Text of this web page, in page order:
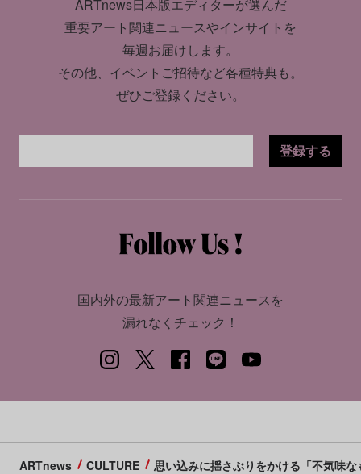
ARTnews日本版エディターが選んだ
重要アート関連ニュースやインサイトを
毎週お届けします。
その他、イベントご招待など各種特典も。
ぜひご登録ください。
登録する
国内外の最新アート関連ニュースを
漏れなくチェック！
ARTnews CULTURE 思い込みに揺さぶりをかける「不気味